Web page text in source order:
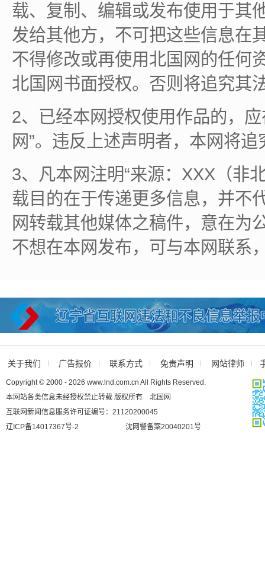
载、复制、编辑或发布使用于其
发给其他方，不可把这些信息在
不得修改或再使用北国网的任何
北国网书面授权。否则将追究其
2、已经本网授权使用作品的，
网”。违反上述声明者，本网将
3、凡本网注明“来源：XXX（非
载目的在于传递更多信息，并不
网转载其他媒体之稿件，意在为
不想在本网发布，可与本网联系
关于我们 广告报价 联系方式 免责声明 网站律师
Copyright © 2000 - 2026 www.lnd.com.cn All Rights Reserved.
本网站各类信息未经授权禁止转载 版权所有 北国网
互联网新闻信息服务许可证编号：21120200045
辽ICP备14017367号-2
沈网警备案20040201号